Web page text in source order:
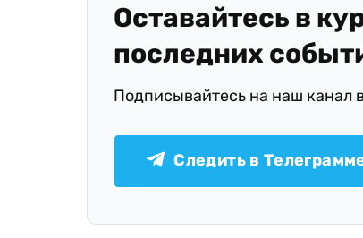
Оставайтесь в
последних
Подписывайтесь на наш канал
Следить в